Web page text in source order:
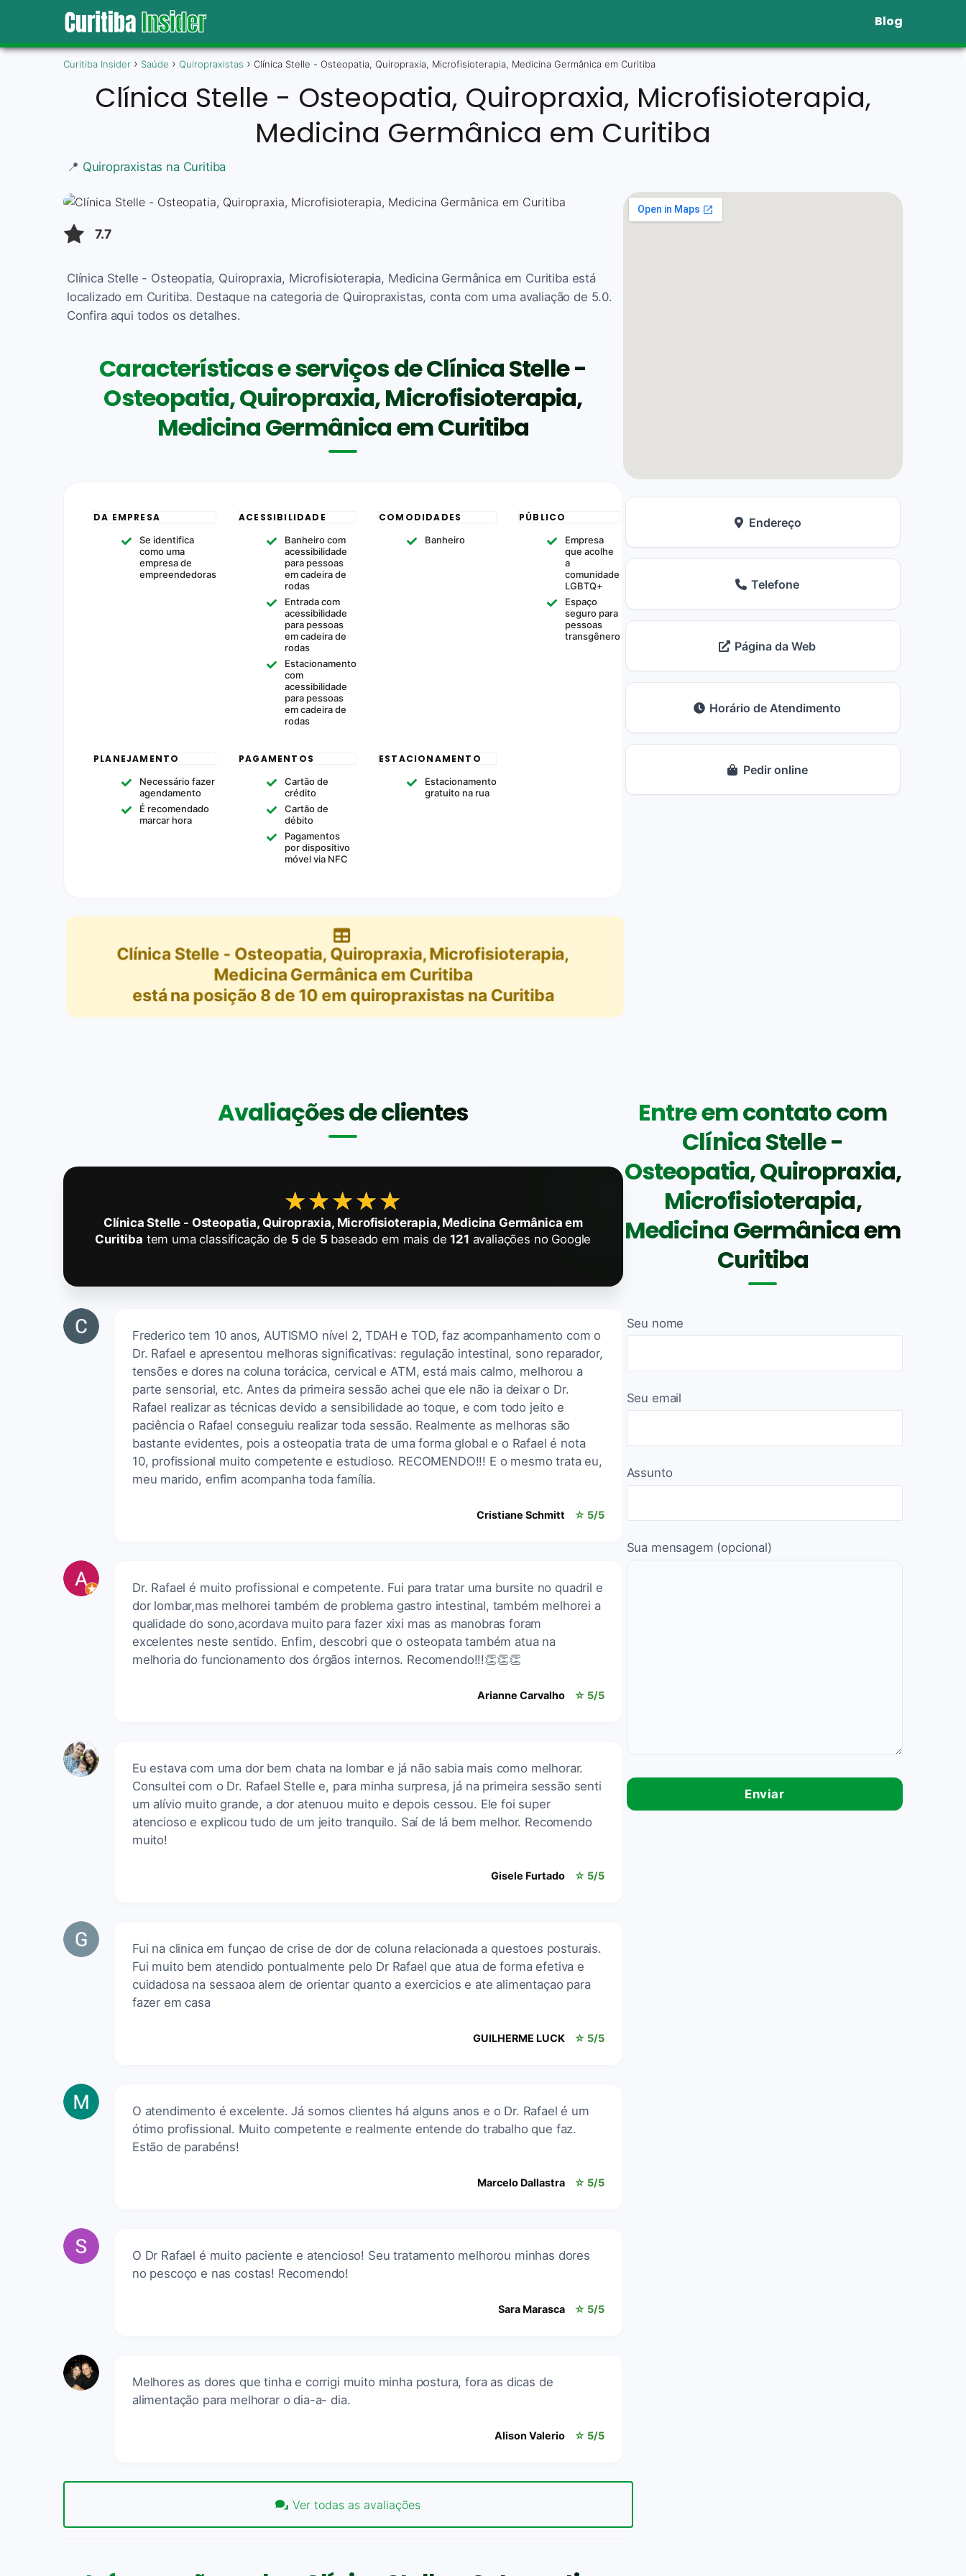
Blog
Curitiba Insider Saúde Quiropraxistas Clínica Stelle - Osteopatia, Quiropraxia, Microfisioterapia, Medicina Germânica em Curitiba
Clínica Stelle - Osteopatia, Quiropraxia, Microfisioterapia,
Medicina Germânica em Curitiba
📍 Quiropraxistas na Curitiba
7.7
Clínica Stelle - Osteopatia, Quiropraxia, Microfisioterapia, Medicina Germânica em Curitiba está
localizado em Curitiba. Destaque na categoria de Quiropraxistas, conta com uma avaliação de 5.0.
Confira aqui todos os detalhes.
Características e serviços de Clínica Stelle -
Osteopatia, Quiropraxia, Microfisioterapia,
Medicina Germânica em Curitiba
DA EMPRESA
Se identifica
como uma
empresa de
empreendedoras
ACESSIBILIDADE
Banheiro com
acessibilidade
para pessoas
em cadeira de
rodas
Entrada com
acessibilidade
para pessoas
em cadeira de
rodas
Estacionamento
com
acessibilidade
para pessoas
em cadeira de
rodas
COMODIDADES
Banheiro
PÚBLICO
Empresa
que acolhe
a
comunidade
LGBTQ+
Espaço
seguro para
pessoas
transgênero
PLANEJAMENTO
Necessário fazer
agendamento
É recomendado
marcar hora
PAGAMENTOS
Cartão de
crédito
Cartão de
débito
Pagamentos
por dispositivo
móvel via NFC
ESTACIONAMENTO
Estacionamento
gratuito na rua
Clínica Stelle - Osteopatia, Quiropraxia, Microfisioterapia,
Medicina Germânica em Curitiba
está na posição 8 de 10 em quiropraxistas na Curitiba
Endereço
Telefone
Página da Web
Horário de Atendimento
Pedir online
Avaliações de clientes
★★★★★
★★★★★
Clínica Stelle - Osteopatia, Quiropraxia, Microfisioterapia, Medicina Germânica em
Curitiba tem uma classificação de 5 de 5 baseado em mais de121 avaliações no Google
Frederico tem 10 anos, AUTISMO nível 2, TDAH e TOD, faz acompanhamento com o
Dr. Rafael e apresentou melhoras significativas: regulação intestinal, sono reparador,
tensões e dores na coluna torácica, cervical e ATM, está mais calmo, melhorou a
parte sensorial, etc. Antes da primeira sessão achei que ele não ia deixar o Dr.
Rafael realizar as técnicas devido a sensibilidade ao toque, e com todo jeito e
paciência o Rafael conseguiu realizar toda sessão. Realmente as melhoras são
bastante evidentes, pois a osteopatia trata de uma forma global e o Rafael é nota
10, profissional muito competente e estudioso. RECOMENDO!!! E o mesmo trata eu,
meu marido, enfim acompanha toda família.
Cristiane Schmitt ☆ 5/5
Dr. Rafael é muito profissional e competente. Fui para tratar uma bursite no quadril e
dor lombar,mas melhorei também de problema gastro intestinal, também melhorei a
qualidade do sono,acordava muito para fazer xixi mas as manobras foram
excelentes neste sentido. Enfim, descobri que o osteopata também atua na
melhoria do funcionamento dos órgãos internos. Recomendo!!!👏👏👏
Arianne Carvalho ☆ 5/5
Eu estava com uma dor bem chata na lombar e já não sabia mais como melhorar.
Consultei com o Dr. Rafael Stelle e, para minha surpresa, já na primeira sessão senti
um alívio muito grande, a dor atenuou muito e depois cessou. Ele foi super
atencioso e explicou tudo de um jeito tranquilo. Saí de lá bem melhor. Recomendo
muito!
Gisele Furtado ☆ 5/5
Fui na clinica em funçao de crise de dor de coluna relacionada a questoes posturais.
Fui muito bem atendido pontualmente pelo Dr Rafael que atua de forma efetiva e
cuidadosa na sessaoa alem de orientar quanto a exercicios e ate alimentaçao para
fazer em casa
GUILHERME LUCK ☆ 5/5
O atendimento é excelente. Já somos clientes há alguns anos e o Dr. Rafael é um
ótimo profissional. Muito competente e realmente entende do trabalho que faz.
Estão de parabéns!
Marcelo Dallastra ☆ 5/5
O Dr Rafael é muito paciente e atencioso! Seu tratamento melhorou minhas dores
no pescoço e nas costas! Recomendo!
Sara Marasca ☆ 5/5
Melhores as dores que tinha e corrigi muito minha postura, fora as dicas de
alimentação para melhorar o dia-a- dia.
Alison Valerio ☆ 5/5
Ver todas as avaliações
Entre em contato com
Clínica Stelle -
Osteopatia, Quiropraxia,
Microfisioterapia,
Medicina Germânica em
Curitiba
Seu nome
Seu email
Assunto
Sua mensagem (opcional)